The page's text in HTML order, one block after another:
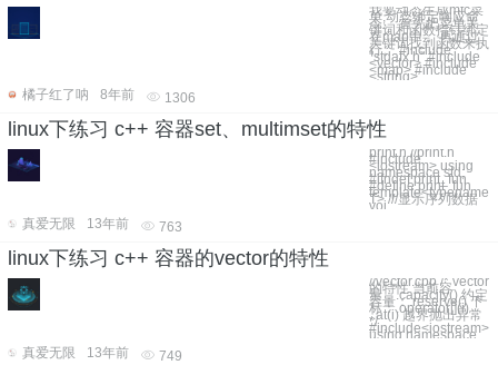
我要动态生成mfc菜
单,动态绑定响应命
令。 首先把菜单关
键词和函数指针绑定
在map中， 再通过
关键词找到函数来执
行。 #include
"stdafx.h" #include
<vector> #include
<map> #include
<string>
橘子红了呐
8年前 1306
linux下练习 c++ 容器set、multimset的特性
print.h //print.h
#include
<iostream> using
namespace std;
#ifndef print_fun
#define print_fun
template<typename
T> ///显示序列数据
voi
真爱无限
13年前 763
linux下练习 c++ 容器的vector的特性
//vector.cpp /* vector
的特性 当前容
量：.capacity() 约定
容量：.reserve() 下
标：.operator[](i)
,.at(i) 越界抛出异常
*/
#include<iostream>
using namespace
真爱无限
13年前 749